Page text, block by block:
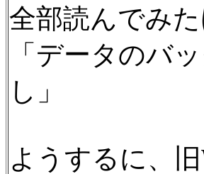
全部読んでみ
「データのバ
し」
ようするに、